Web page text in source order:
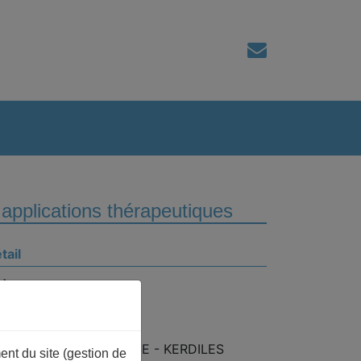
thérapeutiques
Caroline LE BOUSSE - KERDILES
du site (gestion de